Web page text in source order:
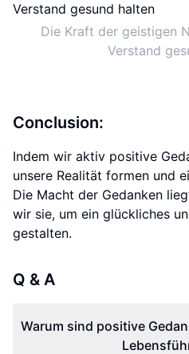
Die Kraft der geistigen
Verstand
Conclusion:
Indem wir aktiv positive
unsere Realität formen und
Die Macht der Gedanken
wir sie, um ein glückliches
gestalten.
Q & A
Warum sind positive